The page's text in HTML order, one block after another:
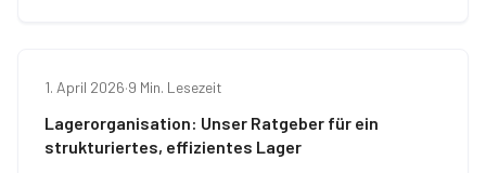
1. April 2026·9 Min. Lesezeit
Lagerorganisation: Unser Ratgeber für ein
strukturiertes, effizientes Lager